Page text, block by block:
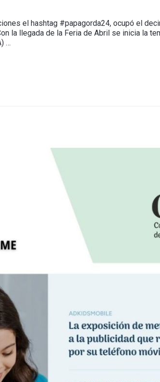
el hashtag #papagorda24, ocupó el
la llegada de la Feria de Abril se inicia la
…